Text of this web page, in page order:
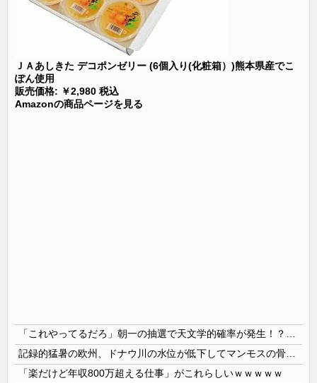
ＪＡあしきた デコポンゼリー (6個入り(化粧箱）)熊本県産でこ
ぽん使用
販売価格: ￥2,980 税込
Amazonの商品ページを見る
「楽だけど年収800万超える仕事」がこれらしいｗｗｗｗｗ